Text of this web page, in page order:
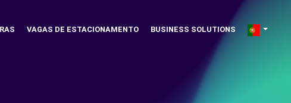
VAGAS DE ESTACIONAMENTO BUSINESS SOLUTIONS